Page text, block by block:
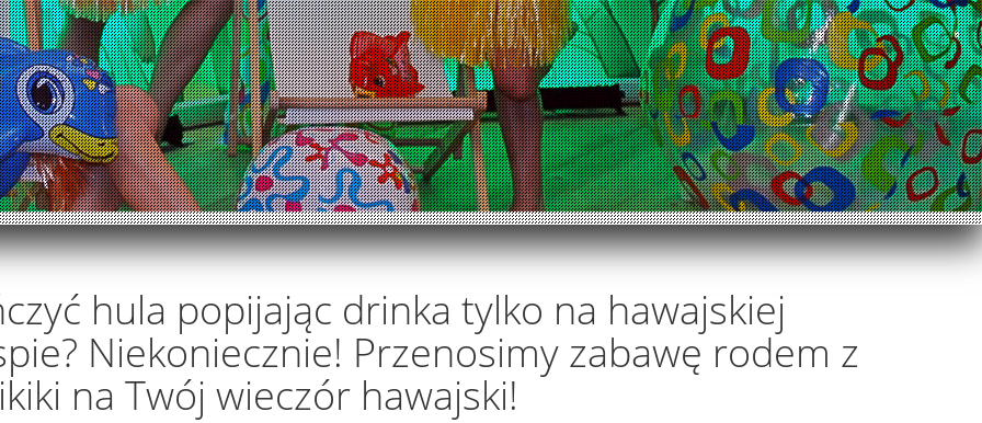
hula popijając drinka tylko na hawajskiej
Niekoniecznie! Przenosimy zabawę rodem z
na Twój wieczór hawajski!